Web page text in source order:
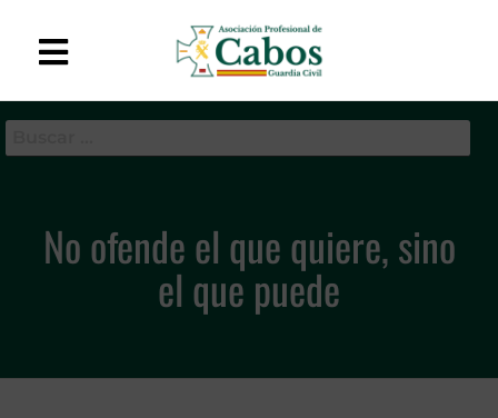
APC-GC
de Cabos de la Guardia
No ofende el que quiere, sino
el que puede